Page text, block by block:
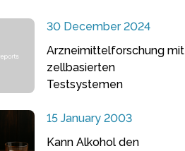
30 December 2024
Arzneimittelforschung mit
zellbasierten
Testsystemen
15 January 2003
Kann Alkohol den